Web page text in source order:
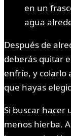
en un
agua
Después de
deberás quitar
enfríe, y colarlo
que hayas
Si buscar hacer
menos hierba.